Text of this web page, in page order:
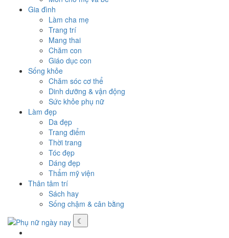
Gia đình
Làm cha mẹ
Trang trí
Mang thai
Chăm con
Giáo dục con
Sống khỏe
Chăm sóc cơ thể
Dinh dưỡng & vận động
Sức khỏe phụ nữ
Làm đẹp
Da đẹp
Trang điểm
Thời trang
Tóc đẹp
Dáng đẹp
Thẩm mỹ viện
Thân tâm trí
Sách hay
Sống chậm & cân bằng
☾